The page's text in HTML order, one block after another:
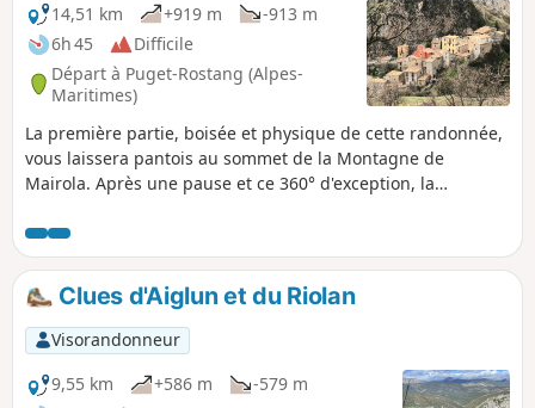
14,51 km
+919 m
-913 m
6h 45
Difficile
Départ à Puget-Rostang (Alpes-
Maritimes)
La première partie, boisée et physique de cette randonnée,
vous laissera pantois au sommet de la Montagne de
Mairola. Après une pause et ce 360° d'exception, la
ses vieilles pierres, son lavoir et ses façades de maisons aux
couleurs usées par le soleil, sera un régal pour les
amoureux du patrimoine.
Clues d'Aiglun et du Riolan
Visorandonneur
9,55 km
+586 m
-579 m